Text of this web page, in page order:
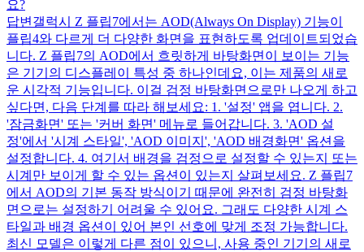
요?
답변 갤럭시 Z 플립7에서는 AOD(Always On Display) 기능이
플립4와 다르게 더 다양한 화면을 표현하도록 업데이트되었습
니다. Z 플립7의 AOD에서 흐릿하게 바탕화면이 보이는 기능
은 기기의 디스플레이 특성 중 하나인데요, 이는 제품의 새로
운 시각적 기능입니다. 이걸 검정 바탕화면으로만 나오게 하고
싶다면, 다음 단계를 따라 해보세요: 1. '설정' 앱을 엽니다. 2.
'잠금화면' 또는 '커버 화면' 메뉴로 들어갑니다. 3. 'AOD 설
정'에서 '시계 스타일', 'AOD 이미지', 'AOD 배경화면' 옵션을
설정합니다. 4. 여기서 배경을 검정으로 설정할 수 있는지 또는
시계만 보이게 할 수 있는 옵션이 있는지 살펴보세요. Z 플립7
에서 AOD의 기본 동작 방식이기 때문에 완전히 검정 바탕화
면으로는 설정하기 어려울 수 있어요. 그래도 다양한 시계 스
타일과 배경 옵션이 있어 본인 선호에 맞게 조정 가능합니다.
최신 모델은 이렇게 다른 점이 있으니, 사용 중인 기기의 새로